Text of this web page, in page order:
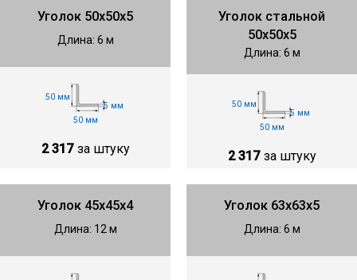
Уголок 50х50х5
Длина: 6 м
50 мм
50 мм
5 мм
2 317 за штуку
Уголок стальной
50х50х5
Длина: 6 м
50 мм
50 мм
5 мм
2 317 за штуку
Уголок 45х45х4
Длина: 12 м
Уголок 63х63х5
Длина: 6 м